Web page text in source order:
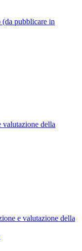
pubblicare in
valutazione della
e valutazione della